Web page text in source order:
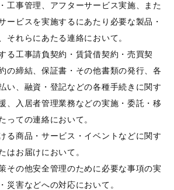
工事管理、アフターサービス実施、また
ービスを実施するにあたり必要な製品・
それらにあたる連絡において。
る工事請負契約・賃貸借契約・売買契
の締結、保証書・その他書類の発行、各
い、融資・登記などの各種手続きに関す
、入居者管理業務などの実施・委託・移
っての連絡において。
る商品・サービス・イベントなどに関す
はお届けにおいて。
その他安全管理のために必要な事項の実
災害などへの対応において。